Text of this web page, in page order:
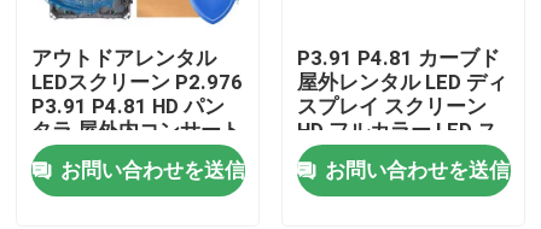
VRショー
わたしたち に つい て
工場 ツアー
アウトドアレンタル
LEDスクリーン P2.976
P3.91 P4.81 HD パン
タラ 屋外内コンサート
イベント広告レンタル
スクリーン
お問い合わせを送信
P3.91 P4.81 カーブド
屋外レンタル LED ディ
スプレイ スクリーン
HD フルカラー LED ス
クリーン イベント LED
スクリーン
お問い合わせを送信